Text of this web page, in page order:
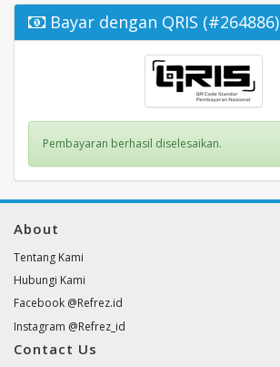
Bayar dengan QRIS (#264886)
Pembayaran berhasil diselesaikan.
About
Tentang Kami
Hubungi Kami
Facebook @Refrez.id
Instagram @Refrez_id
Contact Us